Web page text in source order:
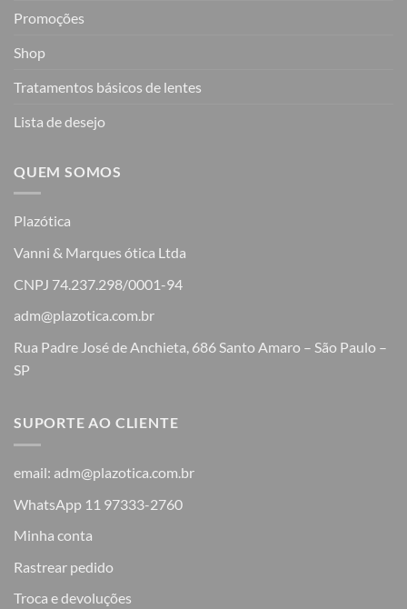
Promoções
Shop
Tratamentos básicos de lentes
Lista de desejo
QUEM SOMOS
Plazótica
Vanni & Marques ótica Ltda
CNPJ 74.237.298/0001-94
adm@plazotica.com.br
Rua Padre José de Anchieta, 686 Santo Amaro – São Paulo –
SP
SUPORTE AO CLIENTE
email: adm@plazotica.com.br
WhatsApp 11 97333-2760
Minha conta
Rastrear pedido
Troca e devoluções